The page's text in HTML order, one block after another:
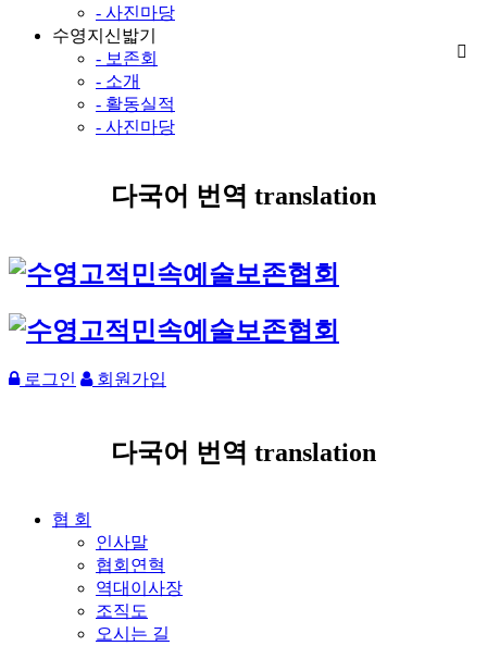
- 사진마당
수영지신밟기
- 보존회
- 소개
- 활동실적
- 사진마당
다국어 번역 translation
로그인 회원가입
다국어 번역 translation
협 회
인사말
협회연혁
역대이사장
조직도
오시는 길